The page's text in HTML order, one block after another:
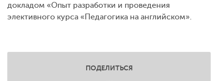
докладом «Опыт разработки и проведения
элективного курса «Педагогика на английском».
ПОДЕЛИТЬСЯ